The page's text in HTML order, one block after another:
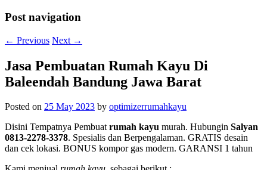
Post navigation
← Previous Next →
Jasa Pembuatan Rumah Kayu Di
Baleendah Bandung Jawa Barat
Posted on 25 May 2023 by optimizerrumahkayu
Disini Tempatnya Pembuatrumah kayu murah. Hubungin Salyan
0813-2278-3378. Spesialis dan Berpengalaman. GRATIS desain
dan cek lokasi. BONUS kompor gas modern. GARANSI 1 tahun